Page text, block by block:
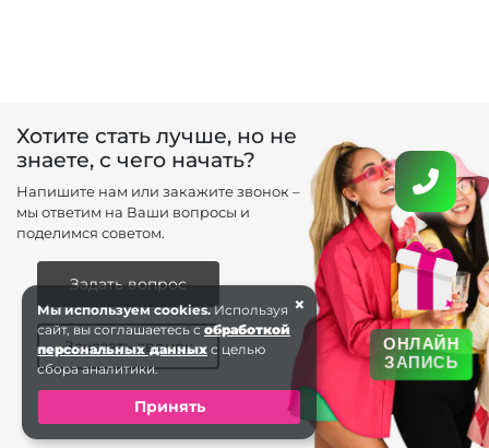
ОНЛАЙН
ЗАПИСЬ
Хотите стать лучше, но не
знаете, с чего начать?
Напишите нам или закажите звонок –
мы ответим на Ваши вопросы и
поделимся советом.
Задать вопрос
Заказать звонок
×
Мы используем cookies.Используя
сайт, вы соглашаетесь собработкой
персональных данных с целью
сбора аналитики.
Принять